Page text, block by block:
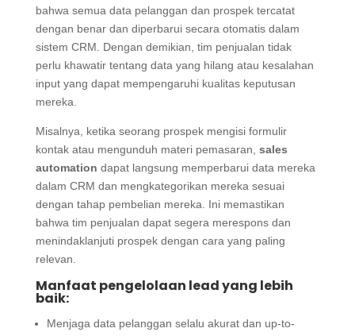
bahwa semua data pelanggan dan prospek tercatat
dengan benar dan diperbarui secara otomatis dalam
sistem CRM. Dengan demikian, tim penjualan tidak
perlu khawatir tentang data yang hilang atau kesalahan
input yang dapat mempengaruhi kualitas keputusan
mereka.
Misalnya, ketika seorang prospek mengisi formulir
kontak atau mengunduh materi pemasaran, sales
automation dapat langsung memperbarui data mereka
dalam CRM dan mengkategorikan mereka sesuai
dengan tahap pembelian mereka. Ini memastikan
bahwa tim penjualan dapat segera merespons dan
menindaklanjuti prospek dengan cara yang paling
relevan.
Manfaat pengelolaan lead yang lebih
baik:
Menjaga data pelanggan selalu akurat dan up-to-